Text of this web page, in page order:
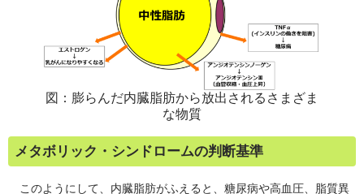
図：膨らんだ内臓脂肪から放出されるさまざま
な物質
メタボリック・シンドロームの判断基準
このようにして、内臓脂肪がふえると、糖尿病や高血圧、脂質異